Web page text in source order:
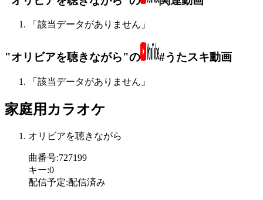
「該当データがありません」
"オリビアを聴きながら"の #うたスキ動画
「該当データがありません」
家庭用カラオケ
オリビアを聴きながら
曲番号:727199
キー:0
配信予定:配信済み